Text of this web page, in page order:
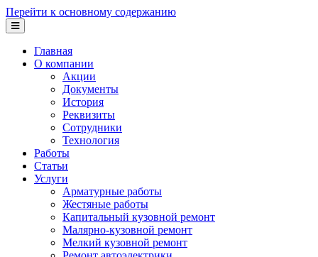
Перейти к основному содержанию
Главная
О компании
Акции
Документы
История
Реквизиты
Сотрудники
Технология
Работы
Статьи
Услуги
Арматурные работы
Жестяные работы
Капитальный кузовной ремонт
Малярно-кузовной ремонт
Мелкий кузовной ремонт